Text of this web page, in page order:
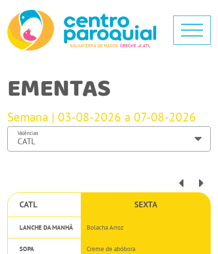
EMENTAS
Semana | 03-08-2026 a 07-08-2026
Valências
CATL SEXTA
LANCHE DA MANHÃ Bolacha Arroz
SOPA Creme de abóbora